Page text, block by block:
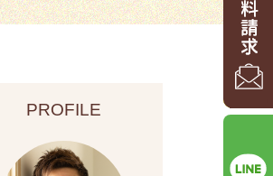
PROFILE